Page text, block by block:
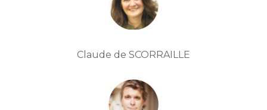
Claude de SCORRAILLE